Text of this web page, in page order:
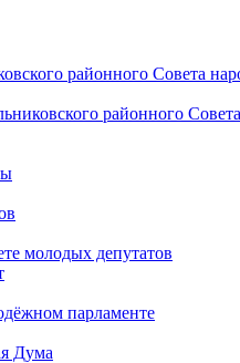
районного Совета
районного
молодых депутатов
парламенте
Дума